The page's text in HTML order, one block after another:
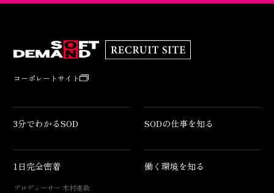
コーポレートサイト
3分でわかるSOD SODの仕事を知る
1日完全密着
プロデューサー 木村達哉
働く環境を知る